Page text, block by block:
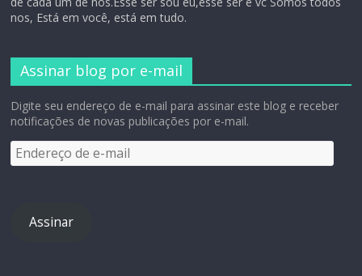
nos, Está em você, está em tudo.
Assinar blog por e-mail
Digite seu endereço de e-mail para assinar este blog e receber
notificações de novas publicações por e-mail.
Assinar